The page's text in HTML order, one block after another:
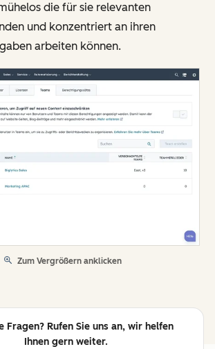
die für sie relevanten
und konzentriert an ihren
arbeiten können.
Zum Vergrößern anklicken
Fragen? Rufen Sie uns an, wir helfen
Ihnen gern weiter.